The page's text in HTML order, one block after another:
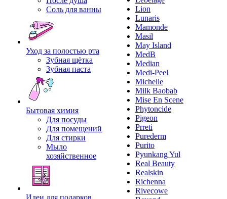
Соль для ванны
Уход за полостью рта
Зубная щётка
Зубная паста
Бытовая химия
Для посуды
Для помещений
Для стирки
Мыло
хозяйственное
Идеи для подарков
Lion
Lunaris
Mamonde
Masil
May Island
MedB
Median
Medi-Peel
Michelle
Milk Baobab
Mise En Scene
Phytoncide
Pigeon
Prreti
Purederm
Purito
Pyunkang Yul
Real Beauty
Realskin
Richenna
Rivecowe